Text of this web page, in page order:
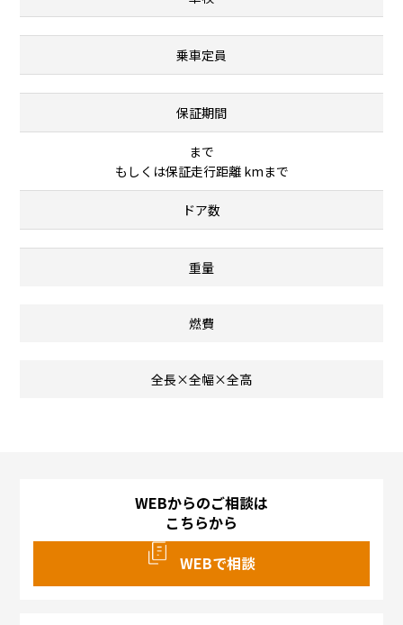
乗車定員
保証期間
まで
もしくは保証走行距離 kmまで
ドア数
重量
燃費
全長×全幅×全高
WEBからのご相談は
こちらから
WEBで相談